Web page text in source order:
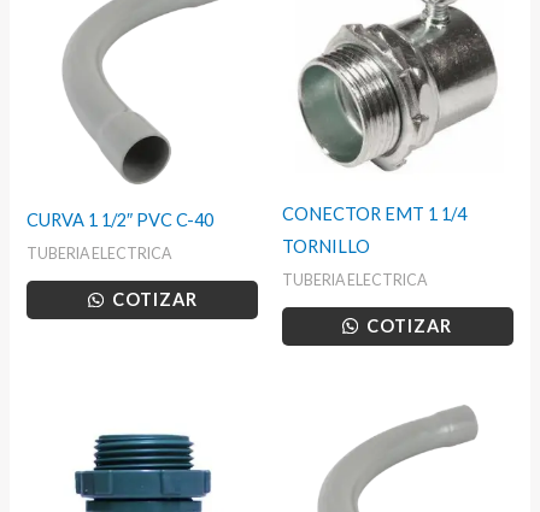
CURVA 1 1/2″ PVC C-40
TUBERIA ELECTRICA
COTIZAR
CONECTOR EMT 1 1/4
TORNILLO
TUBERIA ELECTRICA
COTIZAR